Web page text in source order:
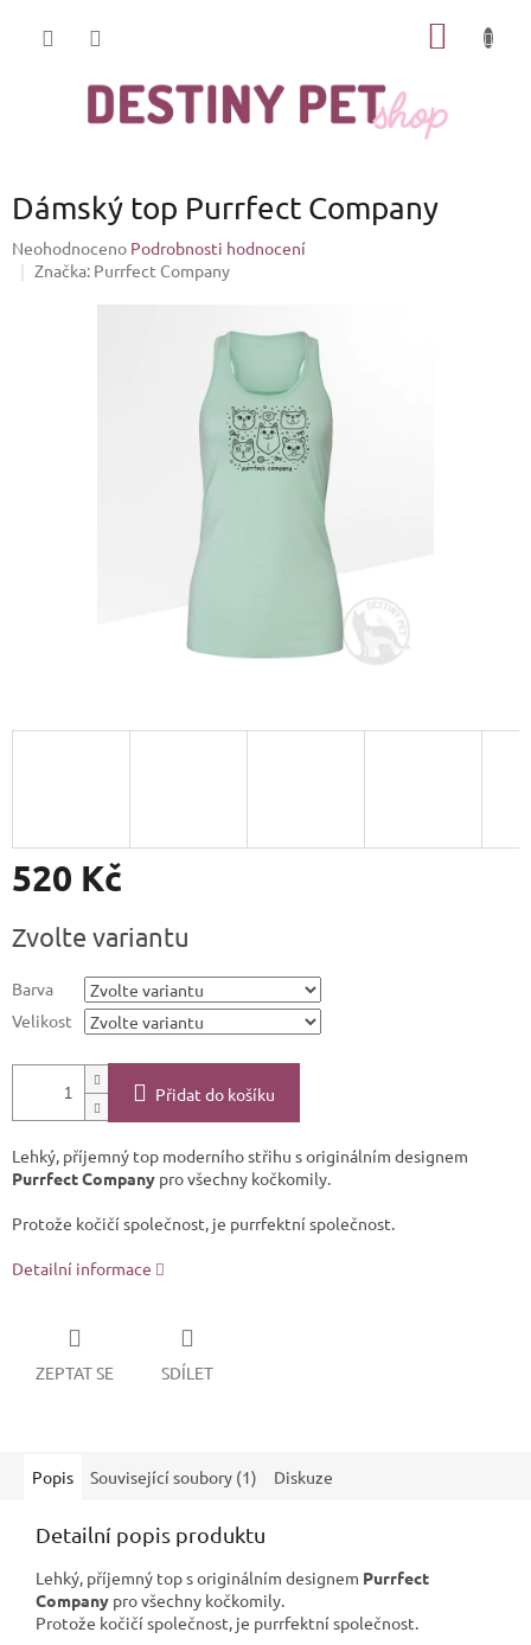
Dámský top Purrfect Company
Průměrné
hodnocení
Neohodnoceno Podrobnosti hodnocení
Značka: Purrfect Company
520 Kč
cena:
Zvolte variantu
Barva
Velikost
Přidat do košíku
Lehký, příjemný top moderního střihu s originálním designem
Purrfect Company pro všechny kočkomily.
Protože kočičí společnost, je purrfektní společnost.
Detailní informace
ZEPTAT SE SDÍLET
Popis Související soubory (1) Diskuze
Detailní popis produktu
Lehký, příjemný top s originálním designem Purrfect
Company pro všechny kočkomily.
Protože kočičí společnost, je purrfektní společnost.